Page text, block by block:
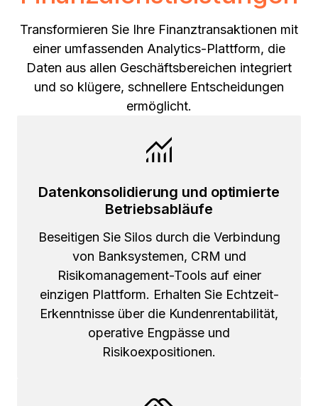
Transformieren Sie Ihre Finanztransaktionen mit
einer umfassenden Analytics-Plattform, die
Daten aus allen Geschäftsbereichen integriert
und so klügere, schnellere Entscheidungen
ermöglicht.
Datenkonsolidierung und optimierte
Betriebsabläufe
Beseitigen Sie Silos durch die Verbindung
von Banksystemen, CRM und
Risikomanagement-Tools auf einer
einzigen Plattform. Erhalten Sie Echtzeit-
Erkenntnisse über die Kundenrentabilität,
operative Engpässe und
Risikoexpositionen.